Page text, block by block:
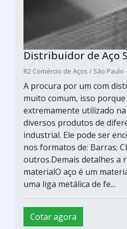
Distribuidor de Aço
R2 Comércio de Aços / São Paulo
A procura por um com
muito comum, isso
extremamente utilizado
diversos produtos de
industrial. Ele pode ser
nos formatos de: Barras;
outros.Demais detalhes a
materialO aço é um
uma liga metálica de fe...
Cotar agora